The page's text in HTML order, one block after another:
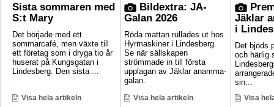
Sista sommaren med
S:t Mary
Det började med ett
sommarcafé, men växte till
ett företag som i dryga tio år
huserat på Kungsgatan i
Lindesberg. Den sista ...
Visa hela artikeln
Bildextra: JA-
Galan 2026
Röda mattan rullades ut hos
Hyrmaskiner i Lindesberg.
Se när sällskapen
strömmade in till första
upplagan av Jäklar anamma-
galan.
Visa hela artikeln
Jäklar
i
Det bjöds
och härlig
sin...
Visa